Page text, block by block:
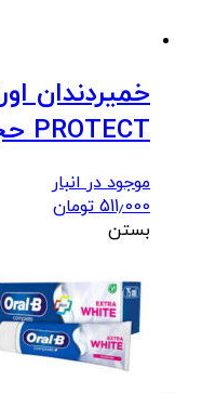
PROTECT حجم 100 میل oral-B
موجود در انبار
511٫000 تومان
بستن